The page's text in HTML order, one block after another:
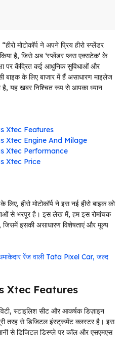
“हीरो मोटोकॉर्प ने अपने प्रिय हीरो स्प्लेंडर
है, जिसे अब ‘स्प्लेंडर प्लस एक्सटेक’ के
पर केंद्रित कई आधुनिक सुविधाओं और
के लिए बाजार में हैं असाधारण माइलेज
है, यह खबर निश्चित रूप से आपका ध्यान
Xtec Features
Xtec Engine And Milage
Xtec Performance
Xtec Price
हीरो मोटोकॉर्प ने इस नई हीरो बाइक को
से भरपूर है। इस लेख में, हम इस रोमांचक
इसकी असाधारण विशेषताएं और मूल्य
रेंज वाली Tata Pixel Car, जल्द
Xtec Features
स्टाइलिश सीट और आकर्षक डिज़ाइन
तरह से डिजिटल इंस्ट्रूमेंट क्लस्टर है। इस
से डिजिटल डिस्प्ले पर कॉल और एसएमएस